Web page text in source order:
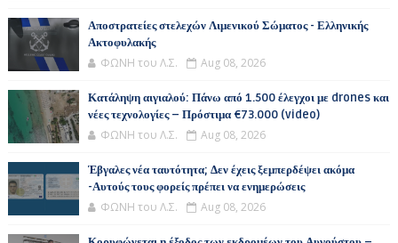
Αποστρατείες στελεχών Λιμενικού Σώματος - Ελληνικής
Ακτοφυλακής
ΦΩΝΗ του Λ.Σ. Aug 08, 2026
Κατάληψη αιγιαλού: Πάνω από 1.500 έλεγχοι με drones και
νέες τεχνολογίες – Πρόστιμα €73.000 (video)
ΦΩΝΗ του Λ.Σ. Aug 08, 2026
Έβγαλες νέα ταυτότητα; Δεν έχεις ξεμπερδέψει ακόμα
-Αυτούς τους φορείς πρέπει να ενημερώσεις
ΦΩΝΗ του Λ.Σ. Aug 08, 2026